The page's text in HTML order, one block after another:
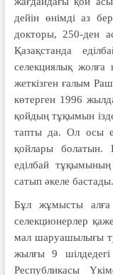
дейін өнімді аз
докторы, 250-ден
Қазақстанда
селекциялық жолға
жеткізген ғалым
көтерген 1996
қойдың тұқымын
тапты да. Ол осы
қойлары болатын.
еділбай
сатып әкеле бастады.
Бұл жұмысты алға
селекционерлер
мал шаруашылығы
жылғы 9
Республикасы